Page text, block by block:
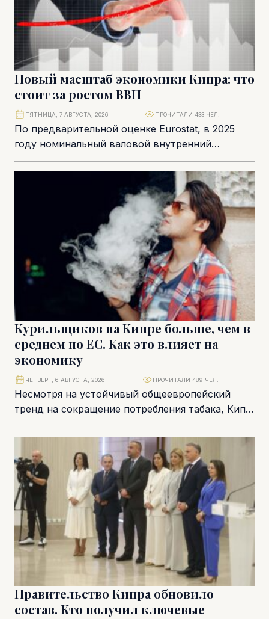
Новый масштаб экономики Кипра: что
стоит за ростом ВВП
По предварительной оценке Eurostat, в 2025
году номинальный валовой внутренний
продукт Кипра достиг €36,5 млрд. Для страны с
населением около...
ПЯТНИЦА, 7 АВГУСТА, 2026 ПРОЧИТАЛИ 433 ЧЕЛ.
Курильщиков на Кипре больше, чем в
среднем по ЕС. Как это влияет на
экономику
Несмотря на устойчивый общеевропейский
тренд на сокращение потребления табака, Кипр
пока не смог приблизиться к средним
показателям Европейского союза. Согласно...
ЧЕТВЕРГ, 6 АВГУСТА, 2026 ПРОЧИТАЛИ 489 ЧЕЛ.
Правительство Кипра обновило
состав. Кто получил ключевые